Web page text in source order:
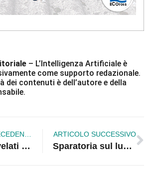
– L’Intelligenza Artificiale è
come supporto redazionale.
dei contenuti è dell’autore e della
ARTICOLO PRECEDENTE
Cassano, svelati i vincitori del 40° Premio Troccoli Magna Graecia: cerimonia il 30 maggio al “Concistrè”
ARTICOLO SUCCESSIVO
Sparatoria sul lungomare di Rossano, nove indagati dopo l’agguato armato del 2025 a Cosenza